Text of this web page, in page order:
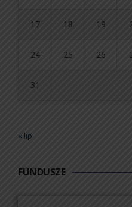
17 18 19
24 25 26
31
« lip
FUNDUSZE